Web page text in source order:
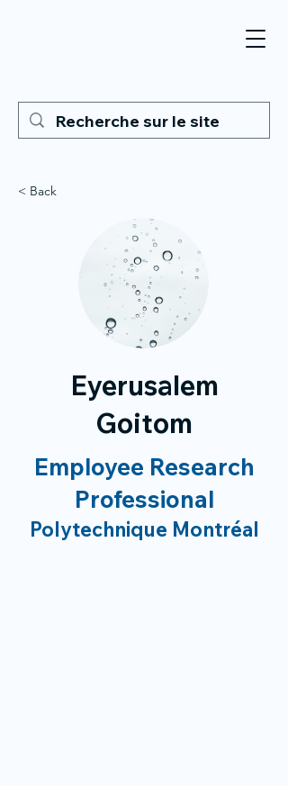
< Back
Eyerusalem
Goitom
Employee Research
Professional
Polytechnique Montréal